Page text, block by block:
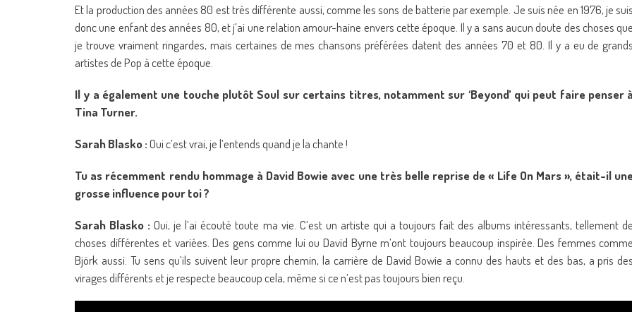
Et la production des années 80 est très différente aussi, comme les sons de batterie par exemple. Je suis née en 1976, je suis
donc une enfant des années 80, et j’ai une relation amour-haine envers cette époque. Il y a sans aucun doute des choses que
je trouve vraiment ringardes, mais certaines de mes chansons préférées datent des années 70 et 80. Il y a eu de grands
artistes de Pop à cette époque.
Il y a également une touche plutôt Soul sur certains titres, notamment sur ‘Beyond’ qui peut faire penser à
Tina Turner.
Sarah Blasko :Oui c’est vrai, je l’entends quand je la chante !
Tu as récemment rendu hommage à David Bowie avec une très belle reprise de « Life On Mars », était-il
grosse influence pour toi ?
Sarah Blasko : Oui, je l’ai écouté toute ma vie. C’est un artiste qui a toujours fait des albums intéressants, tellement de
choses différentes et variées. Des gens comme lui ou David Byrne m’ont toujours beaucoup inspirée. Des femmes comme
Björk aussi. Tu sens qu’ils suivent leur propre chemin, la carrière de David Bowie a connu des hauts et des bas, a pris des
virages différents et je respecte beaucoup cela, même si ce n’est pas toujours bien reçu.